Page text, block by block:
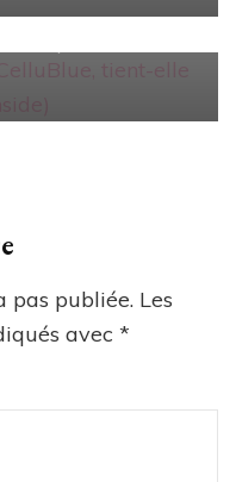
pas publiée. Les
avec *